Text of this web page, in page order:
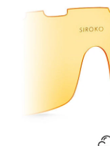
lentes
duma categoria
(estas
escolhida). Elas
polarizada
UV400
, a qual
contra os